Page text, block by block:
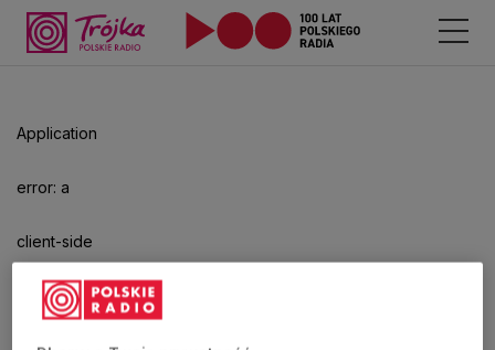
Application
error: a
client-side
exception
aby
odtwarzać.